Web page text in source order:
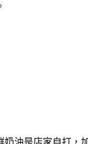
油是店家自打，